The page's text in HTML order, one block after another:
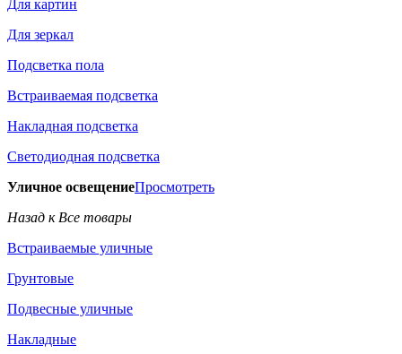
Для картин
Для зеркал
Подсветка пола
Встраиваемая подсветка
Накладная подсветка
Светодиодная подсветка
Уличное освещениеПросмотреть
Назад к Все товары
Встраиваемые уличные
Грунтовые
Подвесные уличные
Накладные